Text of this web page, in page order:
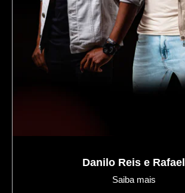
Danilo Reis e Rafael
Saiba mais